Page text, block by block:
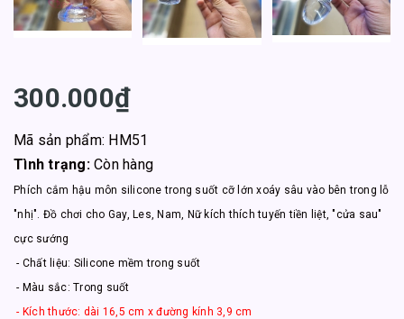
300.000₫
Mã sản phẩm: HM51
Tình trạng: Còn hàng
Phích cắm hậu môn silicone trong suốt cỡ lớn xoáy sâu vào bên trong lỗ
"nhị". Đồ chơi cho Gay, Les, Nam, Nữ kích thích tuyến tiền liệt, "cửa sau"
cực sướng
- Chất liệu: Silicone mềm trong suốt
- Màu sắc: Trong suốt
- Kích thước: dài 16,5 cm x đường kính 3,9 cm